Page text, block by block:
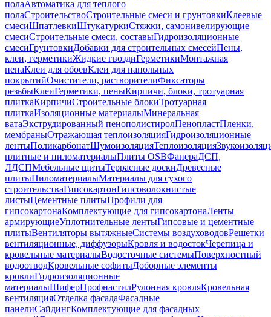
полаАвтоматика для теплого
полаСтроительствоСтроительные смеси и грунтовкиКлеевые
смесиШпатлевкиШтукатуркиСтяжки, самонивелирующие
смесиСтроительные смеси, составыГидроизоляционные
смесиГрунтовкиДобавки для строительных смесейПены,
клеи, герметикиЖидкие гвоздиГерметикиМонтажная
пенаКлеи для обоевКлеи для напольных
покрытийОчистители, растворителиФиксаторы
резьбыКлеиГерметики, пеныКирпичи, блоки, тротуарная
плиткаКирпичиСтроительные блокиТротуарная
плиткаИзоляционные материалыМинеральная
ватаЭкструдированный пенополистиролПенопластПленки,
мембраныОтражающая теплоизоляцияГидроизоляционные
лентыПоликарбонатШумоизоляцияТеплоизоляция
плитные и пиломатериалыПлиты OSBФанераДСП,
ЛДСПМебельные щитыТеррасные доскиДревесные
плитыПиломатериалыМатериалы для сухого
строительстваГипсокартонГипсоволокнистые
листыЦементные плитыПрофили для
гипсокартонаКомплектующие для гипсокартонаЛенты
армирующиеУплотнительные лентыГипсовые и цементные
плитыВентиляторы вытяжныеСистемы воздуховодовРешетки
вентиляционные, диффузорыКровля и водостокЧерепица и
кровельные материалыВодосточные системыПоверхностный
водоотводКровельные софитыДоборные элементы
кровлиГидроизоляционные
материалыШиферПрофнастилРулонная кровляКровельная
вентиляцияОтделка фасадаФасадные
панелиСайдингКомплектующие для фасадных